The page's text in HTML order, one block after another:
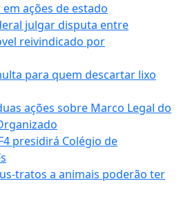
ações de estado
julgar disputa entre
reivindicado por
para quem descartar lixo
ações sobre Marco Legal do
presidirá Colégio de
tratos a animais poderão ter